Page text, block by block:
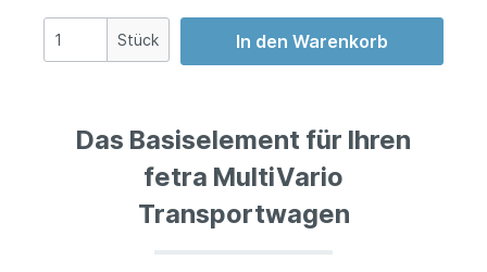
Stück In den Warenkorb
Das Basiselement für Ihren
fetra MultiVario
Transportwagen